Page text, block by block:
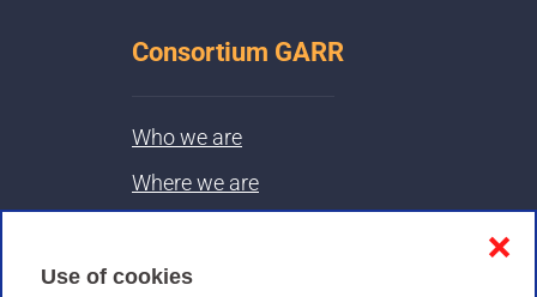
Use of cookies
❌
Consortium GARR
Who we are
Where we are